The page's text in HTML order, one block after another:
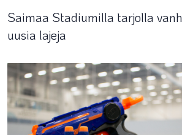
Saimaa Stadiumilla tarjolla
uusia lajeja